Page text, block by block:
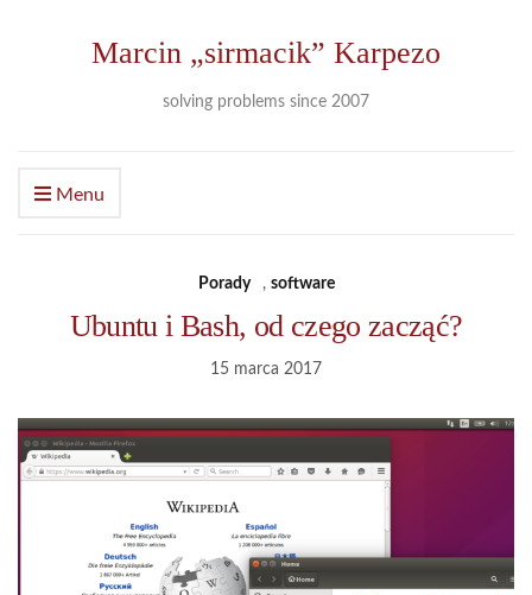
Marcin „sirmacik” Karpezo
solving problems since 2007
Menu
Porady , software
Ubuntu i Bash, od czego zacząć?
15 marca 2017